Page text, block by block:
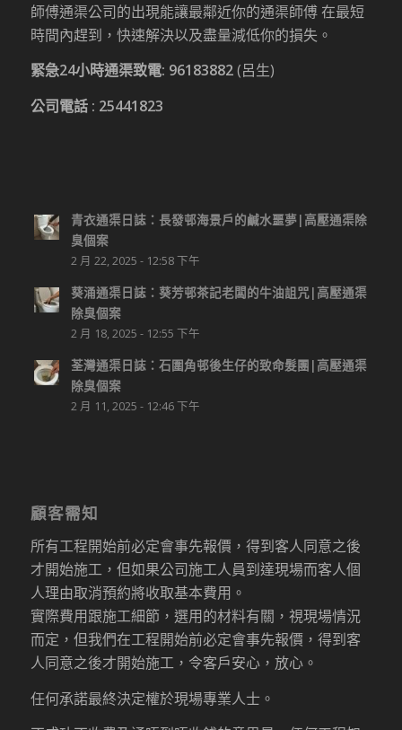
師傅通渠公司的出現能讓最鄰近你的通渠師傅 在最短
時間內趕到，快速解決以及盡量減低你的損失。
緊急24小時通渠致電: 96183882(呂生)
公司電話 : 25441823
青衣通渠日誌：長發邨海景戶的鹹水噩夢|高壓通渠除
臭個案
2 月 22, 2025 - 12:58 下午
葵涌通渠日誌：葵芳邨茶記老闆的牛油詛咒|高壓通渠
除臭個案
2 月 18, 2025 - 12:55 下午
荃灣通渠日誌：石圍角邨後生仔的致命髮團|高壓通渠
除臭個案
2 月 11, 2025 - 12:46 下午
顧客需知
所有工程開始前必定會事先報價，得到客人同意之後
才開始施工，但如果公司施工人員到達現場而客人個
人理由取消預約將收取基本費用。
實際費用跟施工細節，選用的材料有關，視現場情況
而定，但我們在工程開始前必定會事先報價，得到客
人同意之後才開始施工，令客戶安心，放心。
任何承諾最終決定權於現場專業人士。